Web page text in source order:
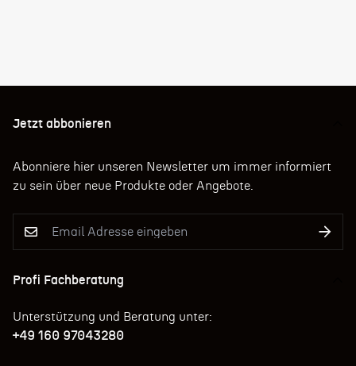
Jetzt abbonieren
Abonniere hier unseren Newsletter um immer informiert
zu sein über neue Produkte oder Angebote.
Profi Fachberatung
Unterstützung und Beratung unter:
+49 160 97043280